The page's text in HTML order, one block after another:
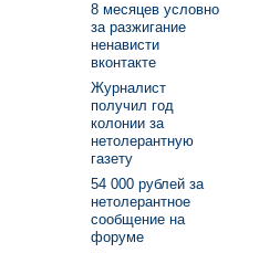
8 месяцев условно
за разжигание
ненависти
вконтакте
Журналист
получил год
колонии за
нетолерантную
газету
54 000 рублей за
нетолерантное
сообщение на
форуме